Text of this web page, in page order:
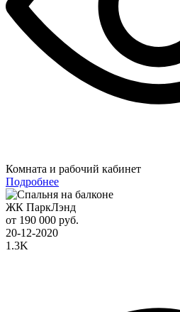
Комната и рабочий кабинет
Подробнее
ЖК ПаркЛэнд
от 190 000 руб.
20-12-2020
1.3K